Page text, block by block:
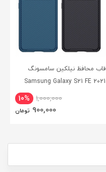
قاب محافظ نیلکین سامسونگ
Samsung Galaxy S21 FE 2021
10% 1,000,000
900,000 تومان